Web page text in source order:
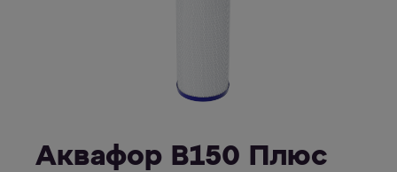
Аквафор В150 Плюс